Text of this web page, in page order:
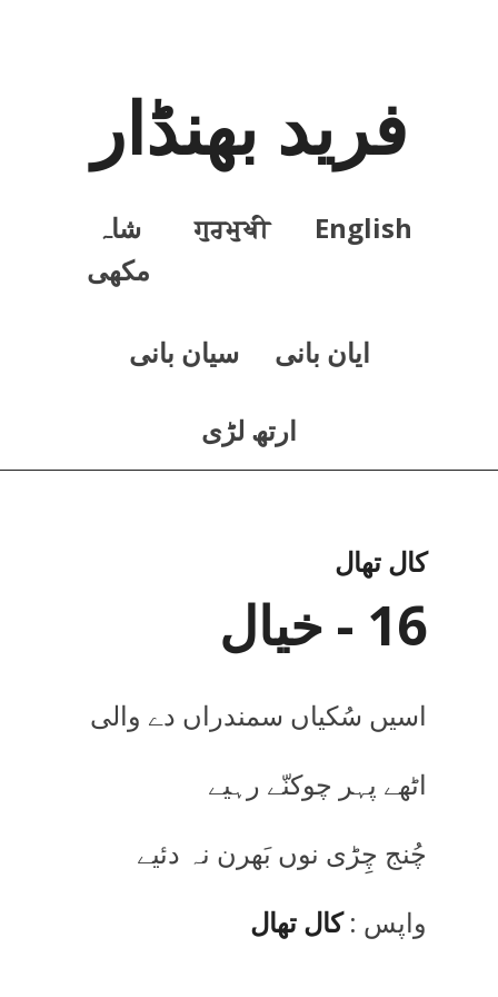
فرید بھنڈار
English
ਗੁਰਮੁਖੀ
شاہ
مکھی
ايان بانی سيان بانی
ارتھ لڑی
کال تھال
16 - خیال
اسیں سُکیاں سمندراں دے والی
اٹھے پہر چوکنّے رہیے
چُنج چِڑی نوں بَھرن نہ دئیے
واپس :کال تھال